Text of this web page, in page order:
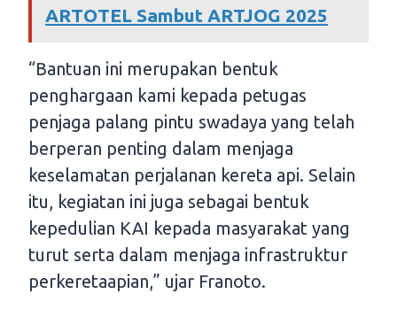
ARTOTEL Sambut ARTJOG 2025
“Bantuan ini merupakan bentuk
penghargaan kami kepada petugas
penjaga palang pintu swadaya yang telah
berperan penting dalam menjaga
keselamatan perjalanan kereta api. Selain
itu, kegiatan ini juga sebagai bentuk
kepedulian KAI kepada masyarakat yang
turut serta dalam menjaga infrastruktur
perkeretaapian,” ujar Franoto.